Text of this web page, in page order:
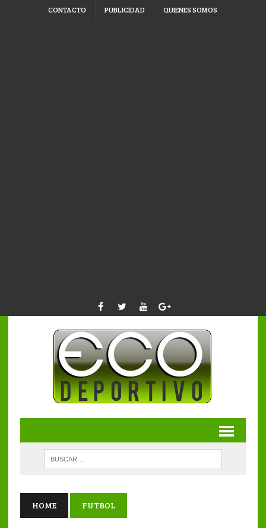
CONTACTO PUBLICIDAD QUIENES SOMOS
HOME FUTBOL